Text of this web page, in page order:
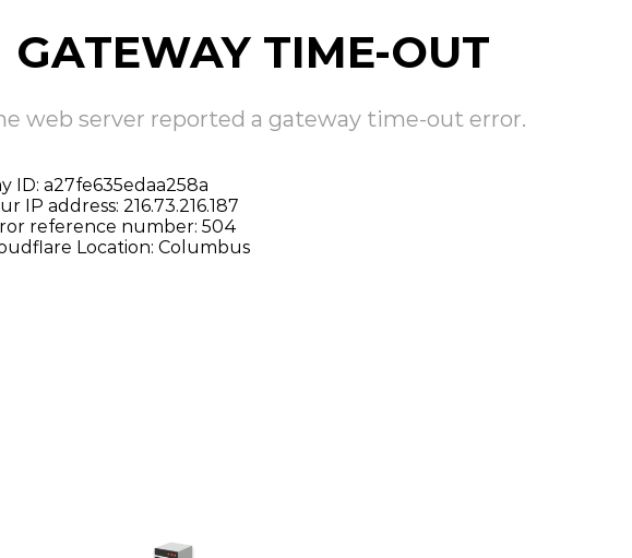
GATEWAY TIME-OUT
web server reported a gateway time-out error.
ID: a27fe635edaa258a
IP address: 216.73.216.187
reference number: 504
Location: Columbus